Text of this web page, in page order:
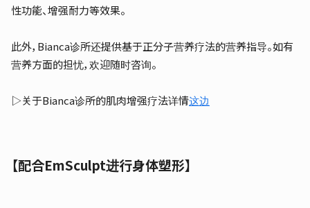
性功能、增强耐力等效果。
此外，Bianca诊所还提供基于正分子营养疗法的营养指导。如有
营养方面的担忧，欢迎随时咨询。
▷关于Bianca诊所的肌肉增强疗法详情这边
【配合EmSculpt进行身体塑形】